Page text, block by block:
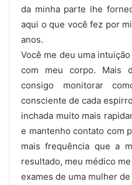
da minha parte lhe
aqui o que você fez por
anos.
Você me deu uma
com meu corpo. Mais
consigo monitorar
consciente de cada
inchada muito mais
e mantenho contato com
mais frequência que a
resultado, meu médico
exames de uma mulher